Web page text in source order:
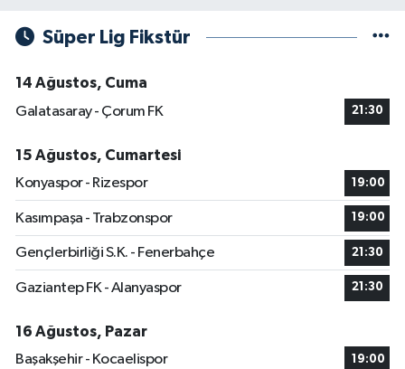
Süper Lig Fikstür
14 Ağustos, Cuma
Galatasaray - Çorum FK
21:30
15 Ağustos, Cumartesi
Konyaspor - Rizespor
19:00
Kasımpaşa - Trabzonspor 19:00
Gençlerbirliği S.K. - Fenerbahçe 21:30
Gaziantep FK - Alanyaspor 21:30
16 Ağustos, Pazar
Başakşehir - Kocaelispor
19:00